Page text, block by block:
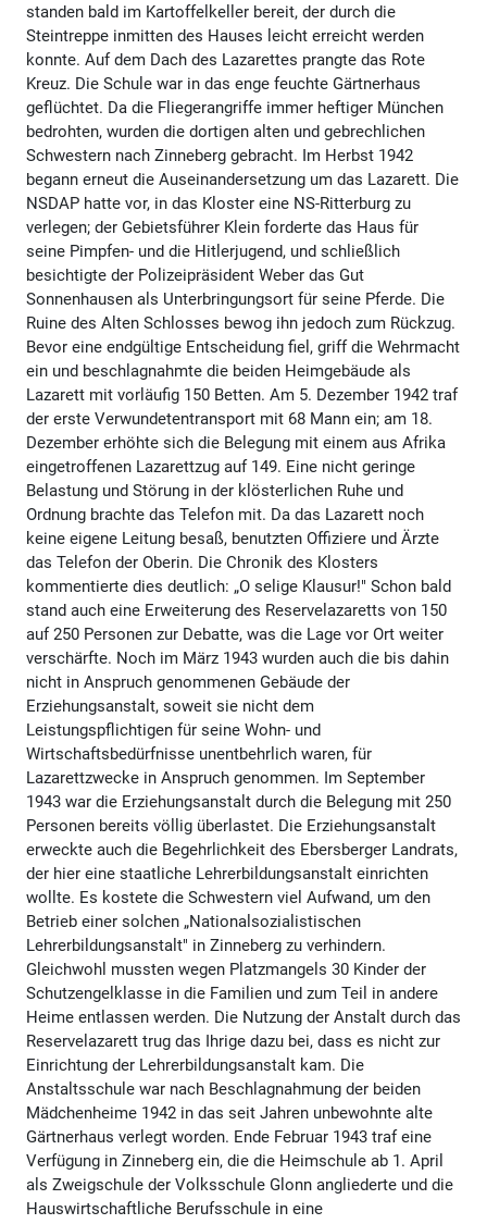
standen bald im Kartoffelkeller bereit, der durch die
Steintreppe inmitten des Hauses leicht erreicht werden
konnte. Auf dem Dach des Lazarettes prangte das Rote
Kreuz. Die Schule war in das enge feuchte Gärtnerhaus
geflüchtet. Da die Fliegerangriffe immer heftiger München
bedrohten, wurden die dortigen alten und gebrechlichen
Schwestern nach Zinneberg gebracht. Im Herbst 1942
begann erneut die Auseinandersetzung um das Lazarett. Die
NSDAP hatte vor, in das Kloster eine NS-Ritterburg zu
verlegen; der Gebietsführer Klein forderte das Haus für
seine Pimpfen- und die Hitlerjugend, und schließlich
besichtigte der Polizeipräsident Weber das Gut
Sonnenhausen als Unterbringungsort für seine Pferde. Die
Ruine des Alten Schlosses bewog ihn jedoch zum Rückzug.
Bevor eine endgültige Entscheidung fiel, griff die Wehrmacht
ein und beschlagnahmte die beiden Heimgebäude als
Lazarett mit vorläufig 150 Betten. Am 5. Dezember 1942 traf
der erste Verwundetentransport mit 68 Mann ein; am 18.
Dezember erhöhte sich die Belegung mit einem aus Afrika
eingetroffenen Lazarettzug auf 149. Eine nicht geringe
Belastung und Störung in der klösterlichen Ruhe und
Ordnung brachte das Telefon mit. Da das Lazarett noch
keine eigene Leitung besaß, benutzten Offiziere und Ärzte
das Telefon der Oberin. Die Chronik des Klosters
kommentierte dies deutlich: „O selige Klausur!" Schon bald
stand auch eine Erweiterung des Reservelazaretts von 150
auf 250 Personen zur Debatte, was die Lage vor Ort weiter
verschärfte. Noch im März 1943 wurden auch die bis dahin
nicht in Anspruch genommenen Gebäude der
Erziehungsanstalt, soweit sie nicht dem
Leistungspflichtigen für seine Wohn- und
Wirtschaftsbedürfnisse unentbehrlich waren, für
Lazarettzwecke in Anspruch genommen. Im September
1943 war die Erziehungsanstalt durch die Belegung mit 250
Personen bereits völlig überlastet. Die Erziehungsanstalt
erweckte auch die Begehrlichkeit des Ebersberger Landrats,
der hier eine staatliche Lehrerbildungsanstalt einrichten
wollte. Es kostete die Schwestern viel Aufwand, um den
Betrieb einer solchen „Nationalsozialistischen
Lehrerbildungsanstalt" in Zinneberg zu verhindern.
Gleichwohl mussten wegen Platzmangels 30 Kinder der
Schutzengelklasse in die Familien und zum Teil in andere
Heime entlassen werden. Die Nutzung der Anstalt durch das
Reservelazarett trug das Ihrige dazu bei, dass es nicht zur
Einrichtung der Lehrerbildungsanstalt kam. Die
Anstaltsschule war nach Beschlagnahmung der beiden
Mädchenheime 1942 in das seit Jahren unbewohnte alte
Gärtnerhaus verlegt worden. Ende Februar 1943 traf eine
Verfügung in Zinneberg ein, die die Heimschule ab 1. April
als Zweigschule der Volksschule Glonn angliederte und die
Hauswirtschaftliche Berufsschule in eine